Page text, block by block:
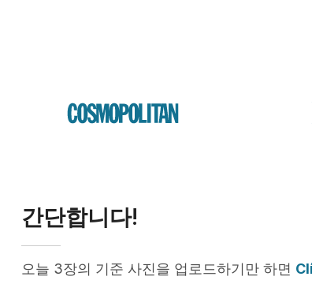
간단합니다!
오늘 3장의 기준 사진을 업로드하기만 하면